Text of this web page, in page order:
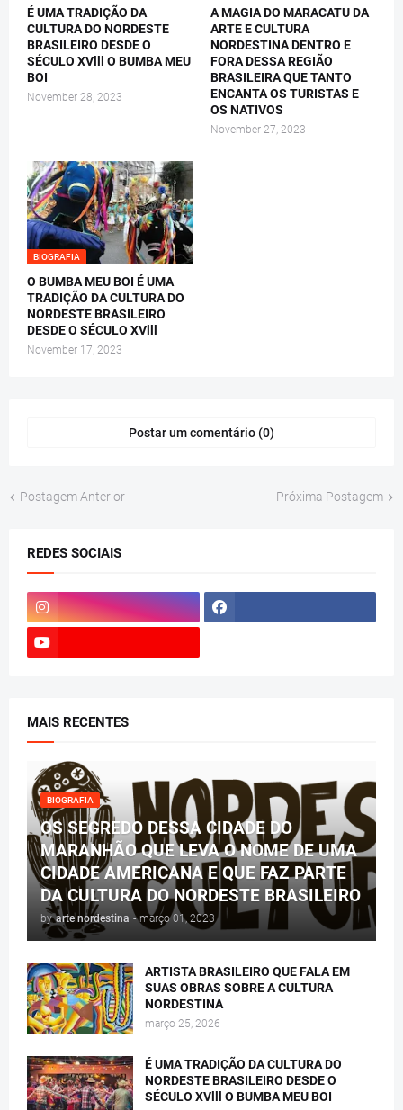
É UMA TRADIÇÃO DA
CULTURA DO NORDESTE
BRASILEIRO DESDE O
SÉCULO XVlll O BUMBA MEU
BOI
November 28, 2023
A MAGIA DO MARACATU DA
ARTE E CULTURA
NORDESTINA DENTRO E
FORA DESSA REGIÃO
BRASILEIRA QUE TANTO
ENCANTA OS TURISTAS E
OS NATIVOS
November 27, 2023
BIOGRAFIA
O BUMBA MEU BOI É UMA
TRADIÇÃO DA CULTURA DO
NORDESTE BRASILEIRO
DESDE O SÉCULO XVlll
November 17, 2023
Postar um comentário (0)
Postagem Anterior Próxima Postagem
REDES SOCIAIS
MAIS RECENTES
BIOGRAFIA
OS SEGREDO DESSA CIDADE DO
MARANHÃO QUE LEVA O NOME DE UMA
CIDADE AMERICANA E QUE FAZ PARTE
DA CULTURA DO NORDESTE BRASILEIRO
by arte nordestina - março 01, 2023
ARTISTA BRASILEIRO QUE FALA EM
SUAS OBRAS SOBRE A CULTURA
NORDESTINA
março 25, 2026
É UMA TRADIÇÃO DA CULTURA DO
NORDESTE BRASILEIRO DESDE O
SÉCULO XVlll O BUMBA MEU BOI